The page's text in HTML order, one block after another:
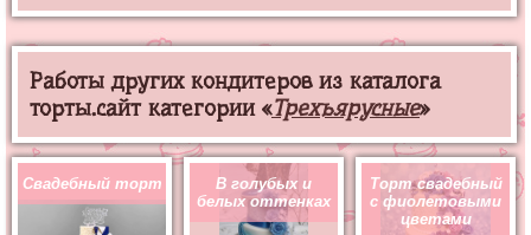
Работы других кондитеров из каталога
торты.сайт категории «Трехъярусные»
Свадебный торт
В голубых и
белых оттенках
Торт свадебный
с фиолетовыми
цветами